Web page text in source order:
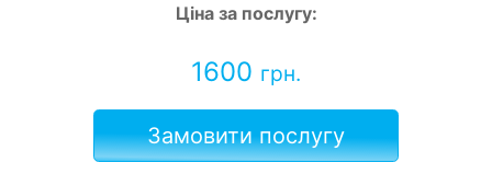
Ціна за послугу:
1600 грн.
Замовити послугу